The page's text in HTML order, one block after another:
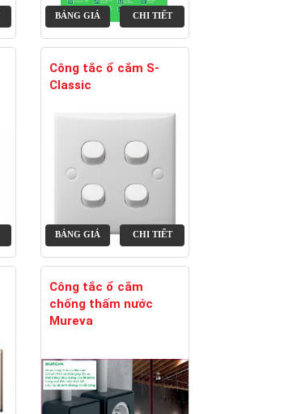
BẢNG GIÁ CHI TIẾT
Công tắc ổ cắm S-
Classic
BẢNG GIÁ CHI TIẾT
Công tắc ổ cắm
chống thấm nước
Mureva